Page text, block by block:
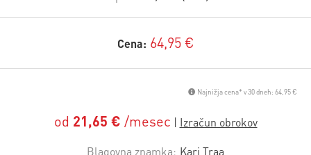
Cena: 64,95 €
Najnižja cena* v 30 dneh: 64,95 €
od 21,65 € /mesec
Blagovna znamka: Kari Traa